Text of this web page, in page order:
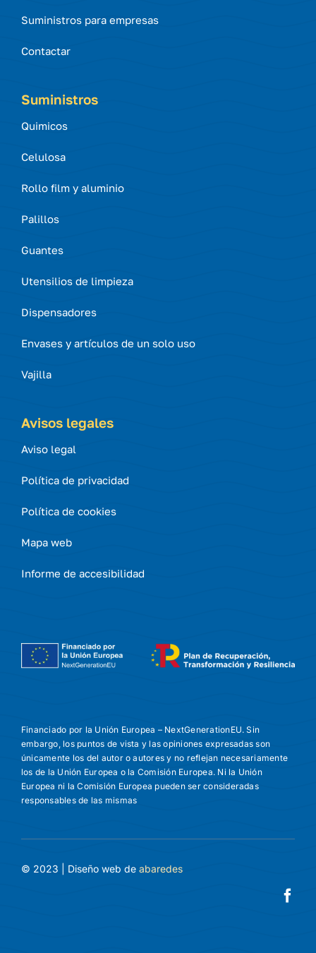
Suministros para empresas
Contactar
Suministros
Quimicos
Celulosa
Rollo film y aluminio
Palillos
Guantes
Utensilios de limpieza
Dispensadores
Envases y artículos de un solo uso
Vajilla
Avisos legales
Aviso legal
Política de privacidad
Política de cookies
Mapa web
Informe de accesibilidad
Financiado por la Unión Europea – NextGenerationEU. Sin
embargo, los puntos de vista y las opiniones expresadas son
únicamente los del autor o autores y no reflejan necesariamente
los de la Unión Europea o la Comisión Europea. Ni la Unión
Europea ni la Comisión Europea pueden ser consideradas
responsables de las mismas
© 2023 | Diseño web de abaredes